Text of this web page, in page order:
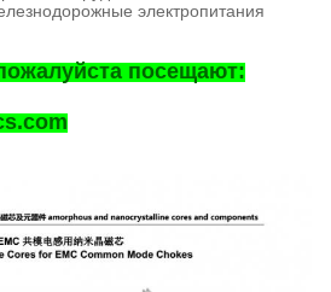
электропитания
посещают: